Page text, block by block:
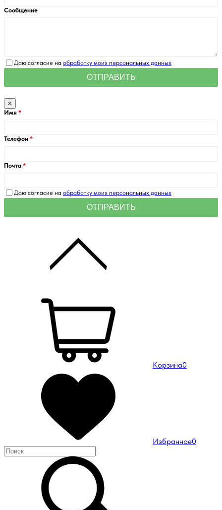
Сообщение
Даю согласие на обработку моих персональных данных
×
Имя
Телефон
Почта
Даю согласие на обработку моих персональных данных
Корзина0
Избранное0